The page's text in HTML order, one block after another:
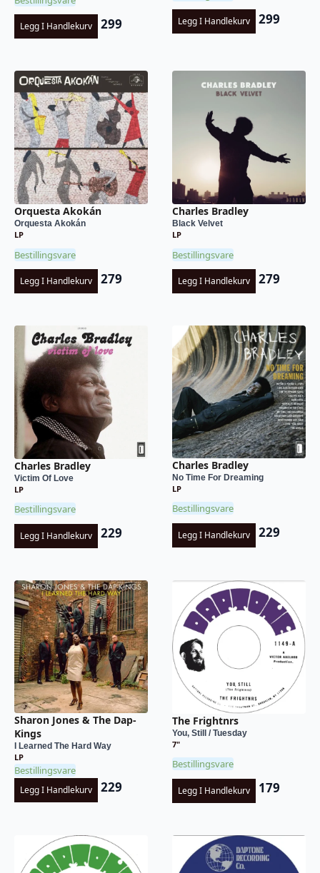
Legg I Handlekurv 299 Legg I Handlekurv 299
Orquesta Akokán
Orquesta Akokán
LP
Bestillingsvare
Legg I Handlekurv 279
Charles Bradley
Black Velvet
LP
Bestillingsvare
Legg I Handlekurv 279
Charles Bradley
Victim Of Love
LP
Bestillingsvare
Legg I Handlekurv 229
Charles Bradley
No Time For Dreaming
LP
Bestillingsvare
Legg I Handlekurv 229
Sharon Jones & The Dap-
Kings
I Learned The Hard Way
LP
Bestillingsvare
Legg I Handlekurv 229
The Frightnrs
You, Still / Tuesday
7"
Bestillingsvare
Legg I Handlekurv 179